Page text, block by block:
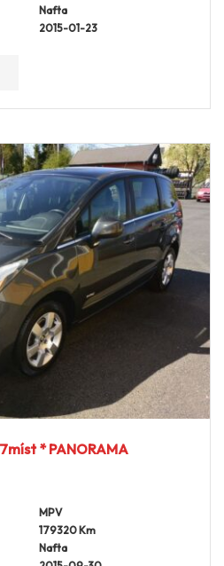
Nafta
2015-01-23
* PANORAMA
MPV
179320 Km
Nafta